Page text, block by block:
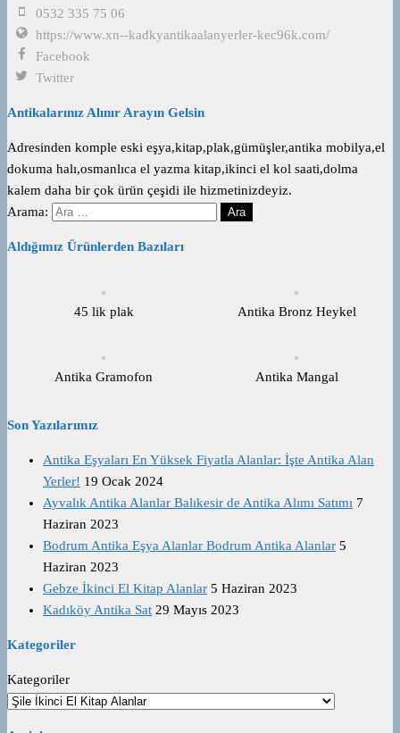
0532 335 75 06
https://www.xn--kadkyantikaalanyerler-kec96k.com/
Facebook
Twitter
Antikalarınız Alınır Arayın Gelsin
Adresinden komple eski eşya,kitap,plak,gümüşler,antika mobilya,el
dokuma halı,osmanlıca el yazma kitap,ikinci el kol saati,dolma
kalem daha bir çok ürün çeşidi ile hizmetinizdeyiz.
Arama:
Aldığımız Ürünlerden Bazıları
45 lik plak Antika Bronz Heykel
Antika Gramofon Antika Mangal
Son Yazılarımız
Antika Eşyaları En Yüksek Fiyatla Alanlar: İşte Antika Alan
Yerler! 19 Ocak 2024
Ayvalık Antika Alanlar Balıkesir de Antika Alımı Satımı 7
Haziran 2023
Bodrum Antika Eşya Alanlar Bodrum Antika Alanlar 5
Haziran 2023
Gebze İkinci El Kitap Alanlar 5 Haziran 2023
Kadıköy Antika Sat 29 Mayıs 2023
Kategoriler
Kategoriler